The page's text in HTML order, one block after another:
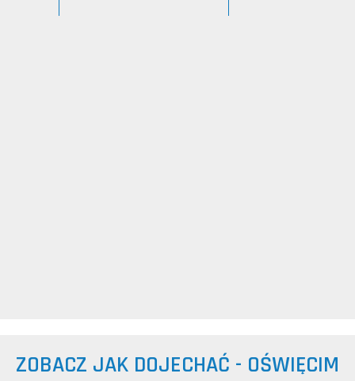
ZOBACZ JAK DOJECHAĆ - OŚWIĘCIM